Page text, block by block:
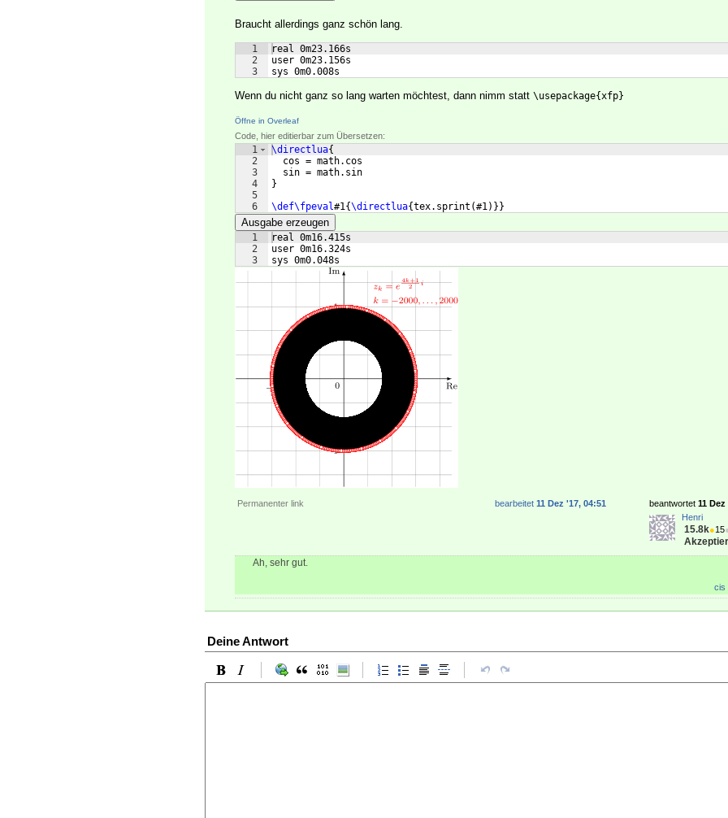
Braucht allerdings ganz schön lang.
1
2
3
real 0m23.166s
user 0m23.156s
sys 0m0.008s
Wenn du nicht ganz so lang warten möchtest, dann nimm statt \usepackage{xfp}
Öffne in Overleaf
Code, hier editierbar zum Übersetzen:
1
2
3
4
5
6
\directlua{
  cos = math.cos
  sin = math.sin
}
\def\fpeval#1{\directlua{tex.sprint (#1)}}
Ausgabe erzeugen
1
2
3
real 0m16.415s
user 0m16.324s
sys 0m0.048s
Permanenter link beantwortet 11
Henri
15.8k●15
bearbeitet 11 Dez '17, 04:51
Ah, sehr gut.
cis
Deine Antwort